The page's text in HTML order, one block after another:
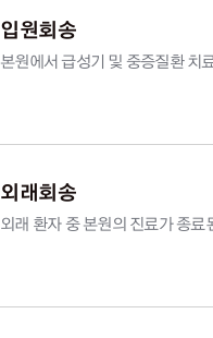
입원회송
본원에서 급성기 및 중증질환 치
외래회송
외래 환자 중 본원의 진료가 종